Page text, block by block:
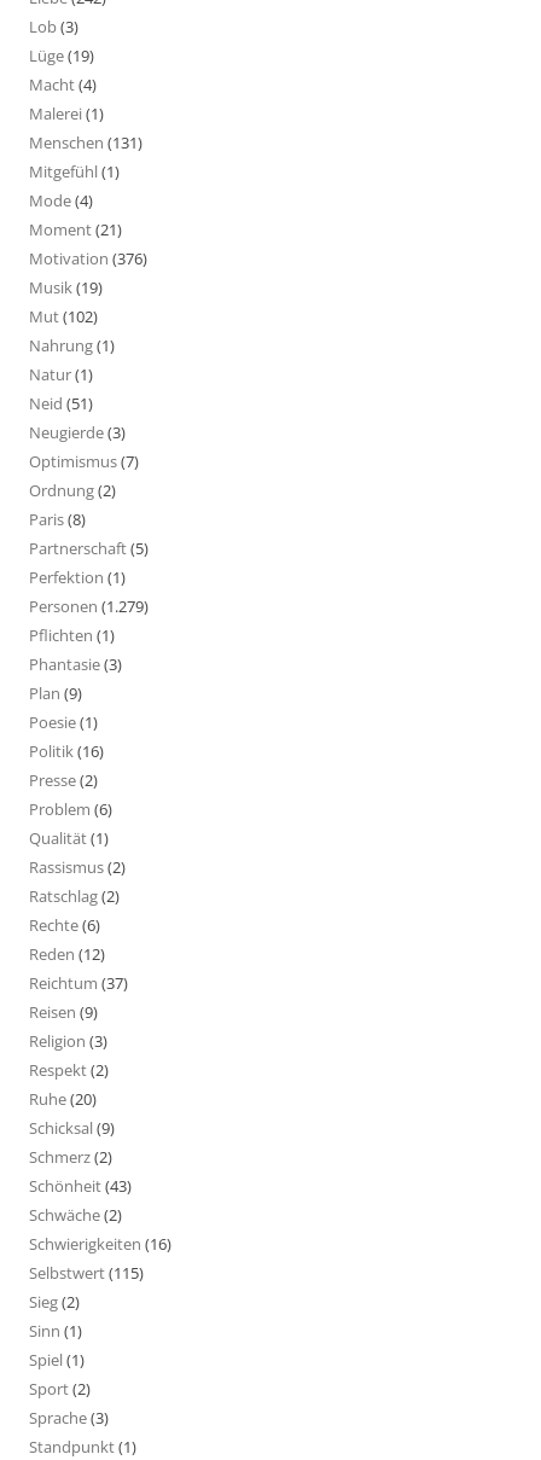
Lob(3)
Lüge(19)
Macht(4)
Malerei(1)
Menschen (131)
Mitgefühl(1)
Mode(4)
Moment(21)
Motivation (376)
Musik(19)
Mut(102)
Nahrung(1)
Natur(1)
Neid (51)
Neugierde(3)
Optimismus(7)
Ordnung(2)
Paris(8)
Partnerschaft(5)
Perfektion (1)
Personen (1.279)
Pflichten (1)
Phantasie(3)
Plan (9)
Poesie(1)
Politik(16)
Presse(2)
Problem (6)
Qualität(1)
Rassismus(2)
Ratschlag(2)
Rechte(6)
Reden (12)
Reichtum (37)
Reisen (9)
Religion (3)
Respekt(2)
Ruhe(20)
Schicksal(9)
Schmerz(2)
Schönheit(43)
Schwäche(2)
Schwierigkeiten (16)
Selbstwert(115)
Sieg(2)
Sinn (1)
Spiel(1)
Sport(2)
Sprache(3)
Standpunkt(1)